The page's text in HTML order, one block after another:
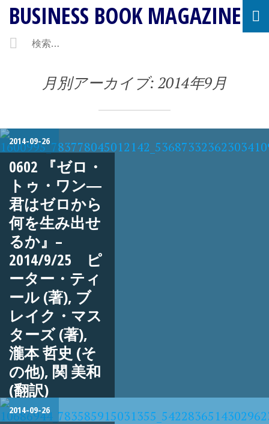
BUSINESS BOOK MAGAZINE
月別アーカイブ: 2014年9月
2014-09-26
0602 『ゼロ・
トゥ・ワン―
君はゼロから
何を生み出せ
るか』–
2014/9/25 ピ
ーター・ティ
ール (著), ブ
レイク・マス
ターズ (著),
瀧本 哲史 (そ
の他), 関 美和
(翻訳)
2014-09-26